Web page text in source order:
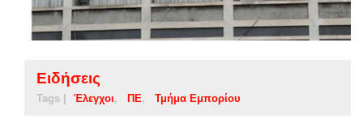
Ειδήσεις
Tags | Έλεγχοι ΠΕ Τμήμα Εμπορίου